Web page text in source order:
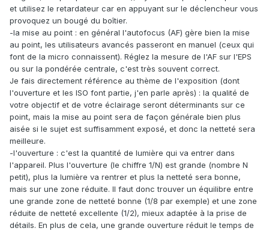
et utilisez le retardateur car en appuyant sur le déclencheur vous
provoquez un bougé du boîtier.
-la mise au point : en général l'autofocus (AF) gère bien la mise
au point, les utilisateurs avancés passeront en manuel (ceux qui
font de la micro connaissent). Réglez la mesure de l'AF sur l'EPS
ou sur la pondérée centrale, c'est très souvent correct.
Je fais directement référence au thème de l'exposition (dont
l'ouverture et les ISO font partie, j'en parle après) : la qualité de
votre objectif et de votre éclairage seront déterminants sur ce
point, mais la mise au point sera de façon générale bien plus
aisée si le sujet est suffisamment exposé, et donc la netteté sera
meilleure.
-l'ouverture : c'est la quantité de lumière qui va entrer dans
l'appareil. Plus l'ouverture (le chiffre 1/N) est grande (nombre N
petit), plus la lumière va rentrer et plus la netteté sera bonne,
mais sur une zone réduite. Il faut donc trouver un équilibre entre
une grande zone de netteté bonne (1/8 par exemple) et une zone
réduite de netteté excellente (1/2), mieux adaptée à la prise de
détails. En plus de cela, une grande ouverture réduit le temps de